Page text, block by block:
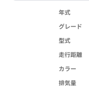
年式
グレード
型式
走行距離
カラー
排気量